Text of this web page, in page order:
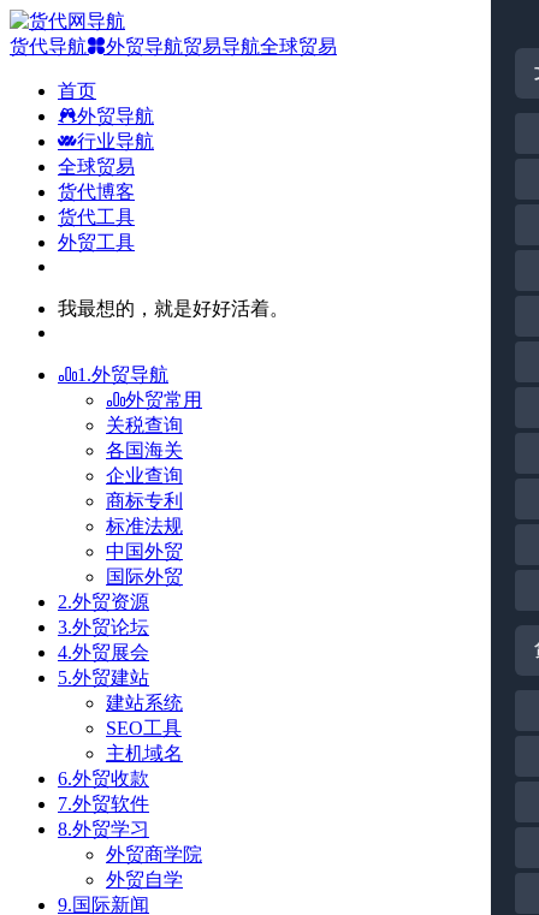
货代导航 外贸导航贸易导航全球贸易
首页
外贸导航
行业导航
全球贸易
货代博客
货代工具
外贸工具
我最想的，就是好好活着。
1.外贸导航
外贸常用
关税查询
各国海关
企业查询
商标专利
标准法规
中国外贸
国际外贸
2.外贸资源
3.外贸论坛
4.外贸展会
5.外贸建站
建站系统
SEO工具
主机域名
6.外贸收款
7.外贸软件
8.外贸学习
外贸商学院
外贸自学
9.国际新闻